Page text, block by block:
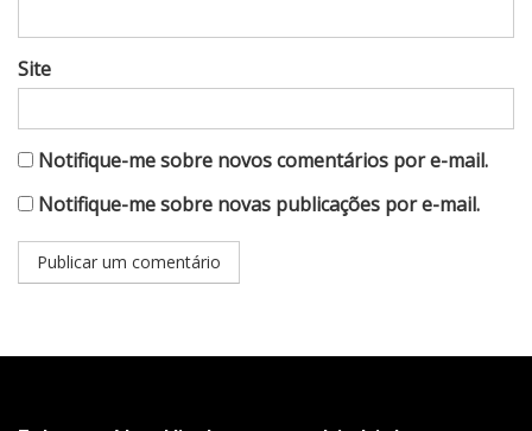
Site
Notifique-me sobre novos comentários por e-mail.
Notifique-me sobre novas publicações por e-mail.